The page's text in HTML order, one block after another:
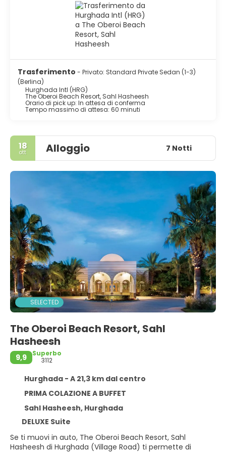
Trasferimento - Privato: Standard Private Sedan (1-3)
(Berlina)
Hurghada Intl (HRG)
The Oberoi Beach Resort, Sahl Hasheesh
Orario di pick up: In attesa di conferma
Tempo massimo di attesa: 60 minuti
18
ott Alloggio 7 Notti
SELECTED
The Oberoi Beach Resort, Sahl
Hasheesh
9,9
Superbo
3112
Hurghada - A 21,3 km dal centro
PRIMA COLAZIONE A BUFFET
Sahl Hasheesh, Hurghada
DELUXE Suite
Se ti muovi in auto, The Oberoi Beach Resort, Sahl
Hasheesh di Hurghada (Village Road) ti permette di